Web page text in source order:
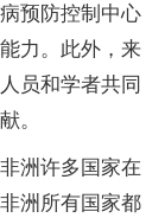
预防控制中心
力。此外，来
员和学者共同
。
洲许多国家在
洲所有国家都